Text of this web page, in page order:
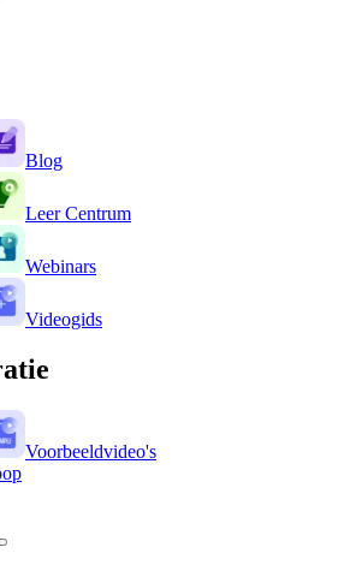
Blog
Leer Centrum
Webinars
Videogids
Voorbeeldvideo's